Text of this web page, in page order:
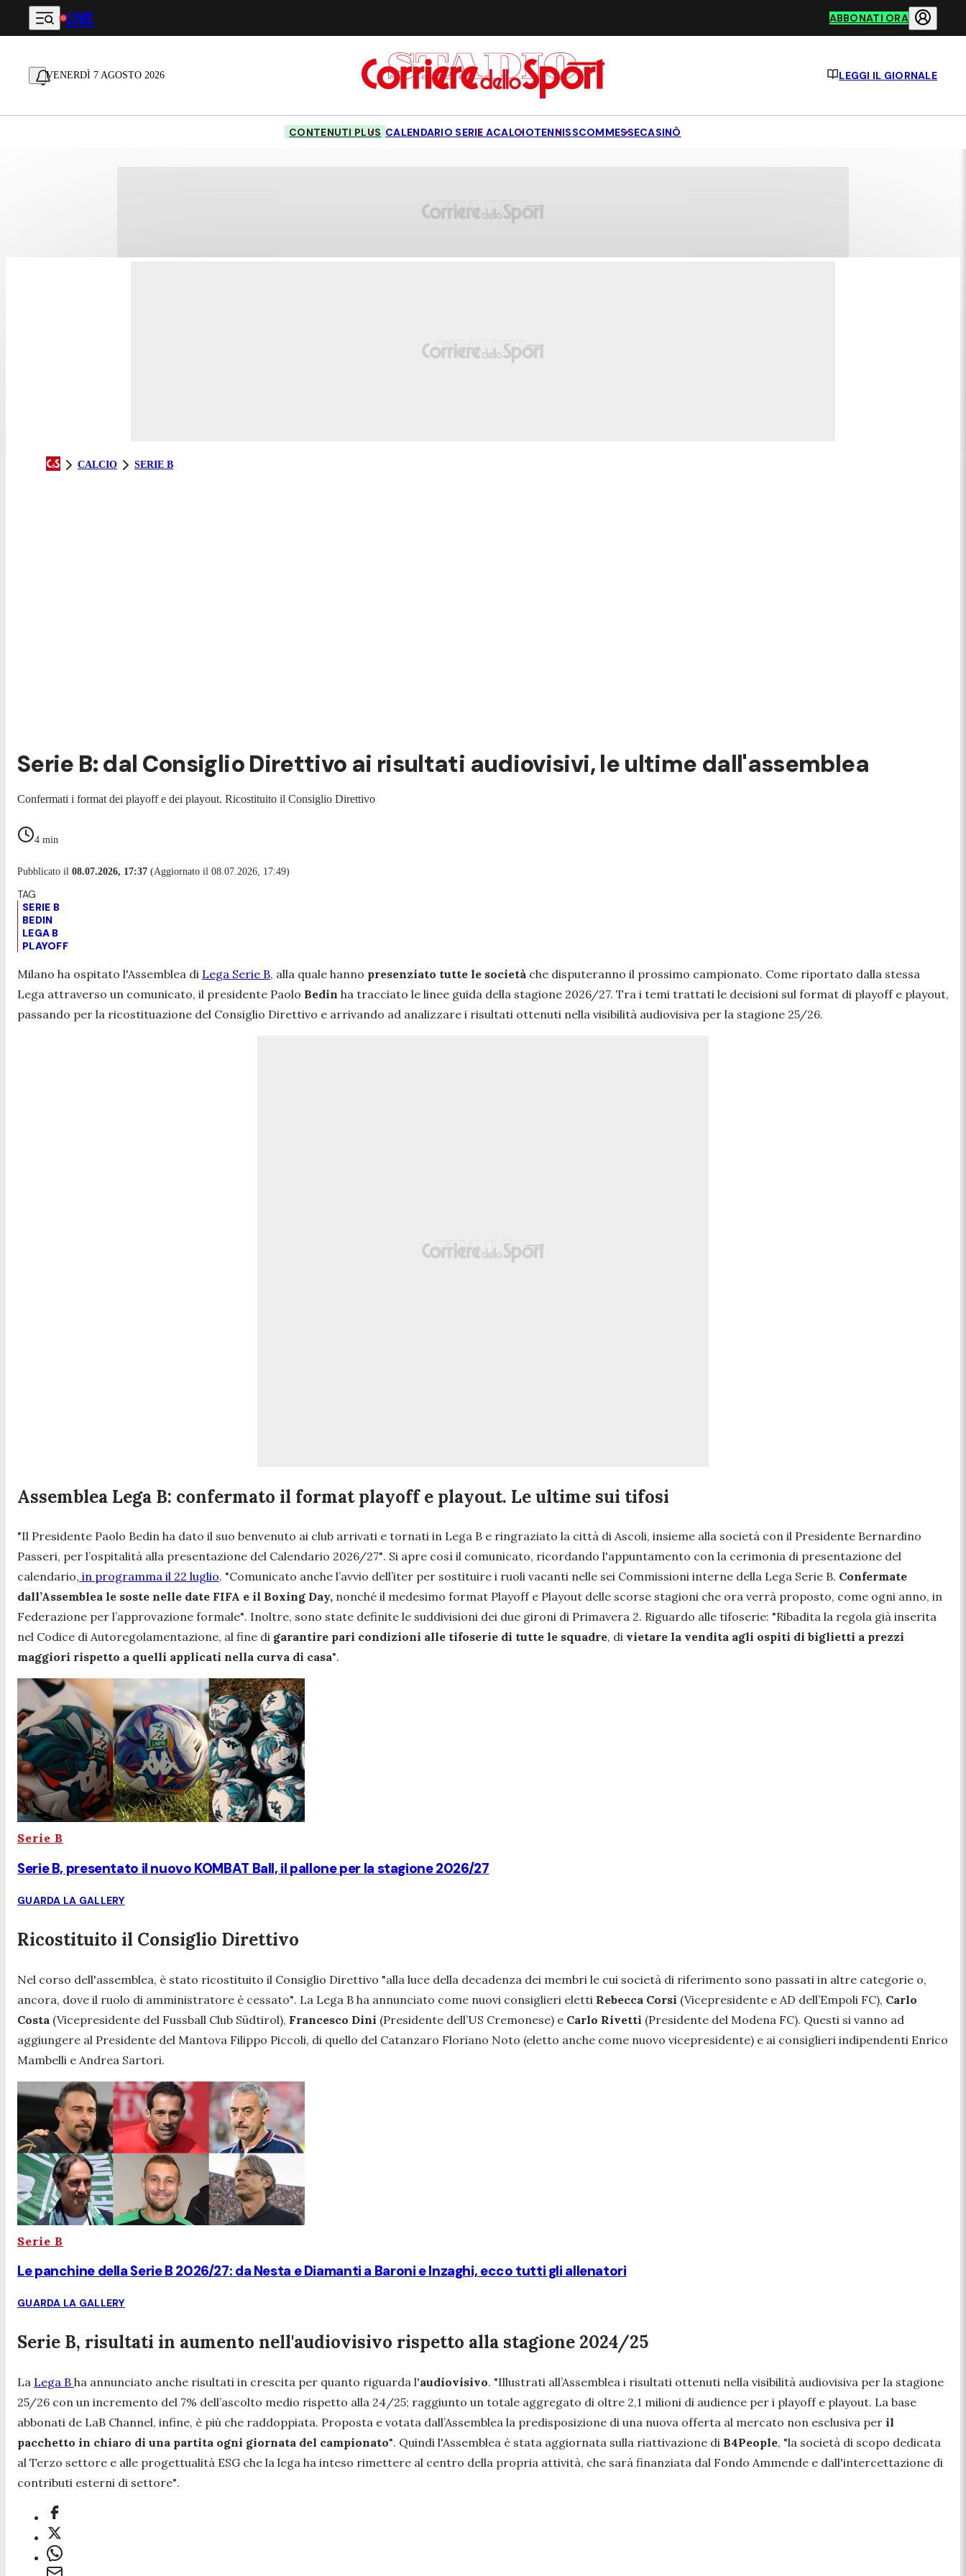
Vai al contenuto principale
LIVE ABBONATI ORA
VENERDÌ 7 AGOSTO 2026 LEGGI IL GIORNALE
CONTENUTI PLUS CALENDARIO SERIE ACALCIOTENNISSCOMMESSECASINÒ
CALCIO SERIE B
Serie B: dal Consiglio Direttivo ai risultati audiovisivi, le ultime dall'assemblea
Confermati i format dei playoff e dei playout. Ricostituito il Consiglio Direttivo
4 min
Pubblicato il 08.07.2026, 17:37 (Aggiornato il 08.07.2026, 17:49)
SERIE B
BEDIN
LEGA B
PLAYOFF
Milano ha ospitato l'Assemblea di Lega Serie B, alla quale hanno presenziato tutte le società che disputeranno il prossimo campionato. Come riportato dalla stessa
Lega attraverso un comunicato, il presidente Paolo Bedin ha tracciato le linee guida della stagione 2026/27. Tra i temi trattati le decisioni sul format di playoff e playout,
passando per la ricostituazione del Consiglio Direttivo e arrivando ad analizzare i risultati ottenuti nella visibilità audiovisiva per la stagione 25/26.
Assemblea Lega B: confermato il format playoff e playout. Le ultime sui tifosi
"Il Presidente Paolo Bedin ha dato il suo benvenuto ai club arrivati e tornati in Lega B e ringraziato la città di Ascoli, insieme alla società con il Presidente Bernardino
Passeri, per l’ospitalità alla presentazione del Calendario 2026/27". Si apre così il comunicato, ricordando l'appuntamento con la cerimonia di presentazione del
calendario, in programma il 22 luglio. "Comunicato anche l’avvio dell’iter per sostituire i ruoli vacanti nelle sei Commissioni interne della Lega Serie B. Confermate
dall’Assemblea le soste nelle date FIFA e il Boxing Day, nonché il medesimo format Playoff e Playout delle scorse stagioni che ora verrà proposto, come ogni anno, in
Federazione per l’approvazione formale". Inoltre, sono state definite le suddivisioni dei due gironi di Primavera 2. Riguardo alle tifoserie: "Ribadita la regola già inserita
nel Codice di Autoregolamentazione, al fine di garantire pari condizioni alle tifoserie di tutte le squadre, di vietare la vendita agli ospiti di biglietti a prezzi
maggiori rispetto a quelli applicati nella curva di casa".
Serie B
Serie B, presentato il nuovo KOMBAT Ball, il pallone per la stagione 2026/27
GUARDA LA GALLERY
Ricostituito il Consiglio Direttivo
Nel corso dell'assemblea, è stato ricostituito il Consiglio Direttivo "alla luce della decadenza dei membri le cui società di riferimento sono passati in altre categorie o,
ancora, dove il ruolo di amministratore è cessato". La Lega B ha annunciato come nuovi consiglieri eletti Rebecca Corsi (Vicepresidente e AD dell’Empoli FC), Carlo
Costa (Vicepresidente del Fussball Club Südtirol), Francesco Dini (Presidente dell’US Cremonese) e Carlo Rivetti (Presidente del Modena FC). Questi si vanno ad
aggiungere al Presidente del Mantova Filippo Piccoli, di quello del Catanzaro Floriano Noto (eletto anche come nuovo vicepresidente) e ai consiglieri indipendenti Enrico
Mambelli e Andrea Sartori.
Serie B
Le panchine della Serie B 2026/27: da Nesta e Diamanti a Baroni e Inzaghi, ecco tutti gli allenatori
GUARDA LA GALLERY
Serie B, risultati in aumento nell'audiovisivo rispetto alla stagione 2024/25
La Lega B ha annunciato anche risultati in crescita per quanto riguarda l'audiovisivo. "Illustrati all’Assemblea i risultati ottenuti nella visibilità audiovisiva per la stagione
25/26 con un incremento del 7% dell’ascolto medio rispetto alla 24/25; raggiunto un totale aggregato di oltre 2,1 milioni di audience per i playoff e playout. La base
abbonati de LaB Channel, infine, è più che raddoppiata. Proposta e votata dall’Assemblea la predisposizione di una nuova offerta al mercato non esclusiva per il
pacchetto in chiaro di una partita ogni giornata del campionato". Quindi l'Assemblea è stata aggiornata sulla riattivazione di B4People, "la società di scopo dedicata
al Terzo settore e alle progettualità ESG che la lega ha inteso rimettere al centro della propria attività, che sarà finanziata dal Fondo Ammende e dall'intercettazione di
contributi esterni di settore".